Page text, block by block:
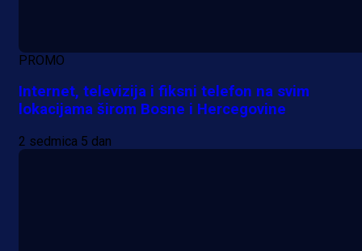
PROMO
Internet, televizija i fiksni telefon na svim
lokacijama širom Bosne i Hercegovine
2 sedmica 5 dan